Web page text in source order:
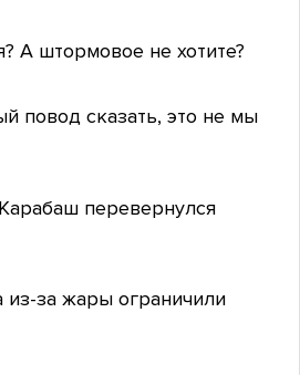
А штормовое не хотите?
повод сказать, это не мы
перевернулся
из-за жары ограничили